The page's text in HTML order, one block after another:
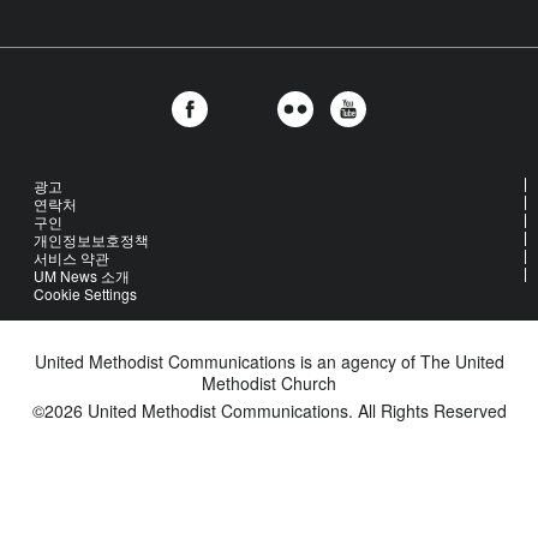
광고
연락처
구인
개인정보보호정책
서비스 약관
UM News 소개
Cookie Settings
United Methodist Communications is an agency of The United
Methodist Church
©2026 United Methodist Communications. All Rights Reserved